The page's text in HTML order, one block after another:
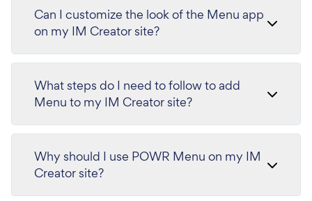
Can I customize the look of the Menu app
on my IM Creator site?
What steps do I need to follow to add
Menu to my IM Creator site?
Why should I use POWR Menu on my IM
Creator site?